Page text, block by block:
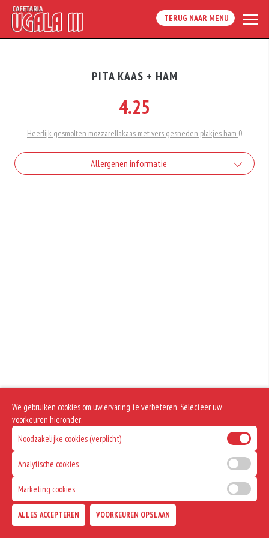
TERUG NAAR MENU
PITA KAAS + HAM
4.25
Heerlijk gesmolten mozzarellakaas met vers gesneden plakjes ham 0
Allergenen informatie
We gebruiken cookies om uw ervaring te verbeteren. Selecteer uw
voorkeuren hieronder:
Noodzakelijke cookies (verplicht)
Analytische cookies
Marketing cookies
ALLES ACCEPTEREN VOORKEUREN OPSLAAN